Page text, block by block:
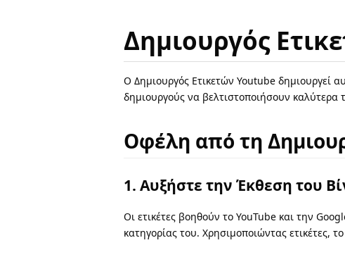
Δημιουργός
Ο Δημιουργός Ετικετών Youtube δημιουργεί
δημιουργούς να βελτιστοποιήσουν
Οφέλη από τη
1. Αυξήστε την Έκθεση του
Οι ετικέτες βοηθούν το YouTube και την
κατηγορίας του. Χρησιμοποιώντας ετικέτες,